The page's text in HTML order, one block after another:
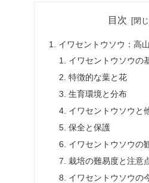
目次
イワセントウソウ：高
イワセントウソウの
特徴的な葉と花
生育環境と分布
イワセントウソウと
保全と保護
イワセントウソウの
栽培の難易度と注意
イワセントウソウの